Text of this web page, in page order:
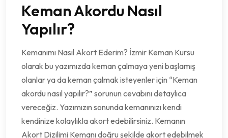
Keman Akordu Nasıl
Yapılır?
Kemanımı Nasıl Akort Ederim? İzmir Keman Kursu
olarak bu yazımızda keman çalmaya yeni başlamış
olanlar ya da keman çalmak isteyenler için “Keman
akordu nasıl yapılır?” sorunun cevabını detaylıca
vereceğiz. Yazımızın sonunda kemanınızı kendi
kendinize kolaylıkla akort edebilirsiniz. Kemanın
Akort Dizilimi Kemanı doğru şekilde akort edebilmek